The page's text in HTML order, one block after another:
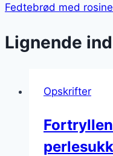
Fedtebrød med
Lignende
Opskrifter